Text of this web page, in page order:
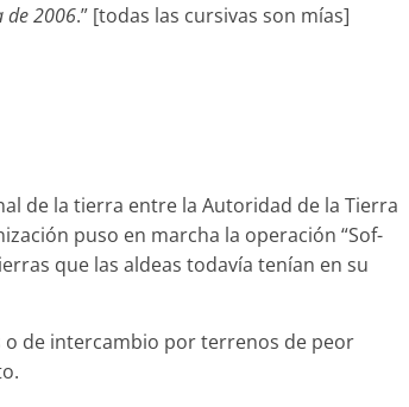
de 2006.” [todas las cursivas son mías]
de la tierra entre la Autoridad de la Tierra
puso en marcha la operación “Sof-
que las aldeas todavía tenían en su
o de intercambio por terrenos de peor